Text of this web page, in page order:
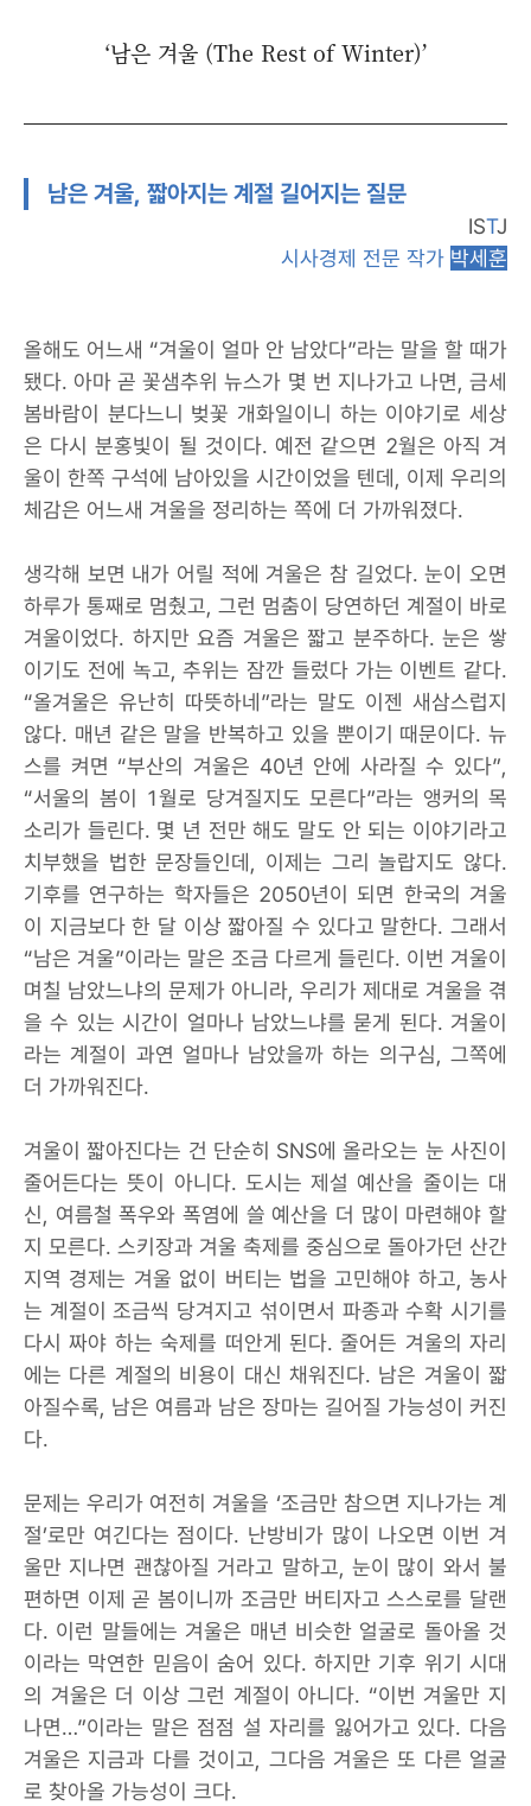
‘남은 겨울 (The Rest of Winter)’
남은 겨울, 짧아지는 계절 길어지는 질문
ISTJ
시사경제 전문 작가 박세훈
올해도 어느새 “겨울이 얼마 안 남았다”라는 말을 할 때가
됐다. 아마 곧 꽃샘추위 뉴스가 몇 번 지나가고 나면, 금세
봄바람이 분다느니 벚꽃 개화일이니 하는 이야기로 세상
은 다시 분홍빛이 될 것이다. 예전 같으면 2월은 아직 겨
울이 한쪽 구석에 남아있을 시간이었을 텐데, 이제 우리의
체감은 어느새 겨울을 정리하는 쪽에 더 가까워졌다.
생각해 보면 내가 어릴 적에 겨울은 참 길었다. 눈이 오면
하루가 통째로 멈췄고, 그런 멈춤이 당연하던 계절이 바로
겨울이었다. 하지만 요즘 겨울은 짧고 분주하다. 눈은 쌓
이기도 전에 녹고, 추위는 잠깐 들렀다 가는 이벤트 같다.
“올겨울은 유난히 따뜻하네”라는 말도 이젠 새삼스럽지
않다. 매년 같은 말을 반복하고 있을 뿐이기 때문이다. 뉴
스를 켜면 “부산의 겨울은 40년 안에 사라질 수 있다”,
“서울의 봄이 1월로 당겨질지도 모른다”라는 앵커의 목
소리가 들린다. 몇 년 전만 해도 말도 안 되는 이야기라고
치부했을 법한 문장들인데, 이제는 그리 놀랍지도 않다.
기후를 연구하는 학자들은 2050년이 되면 한국의 겨울
이 지금보다 한 달 이상 짧아질 수 있다고 말한다. 그래서
“남은 겨울”이라는 말은 조금 다르게 들린다. 이번 겨울이
며칠 남았느냐의 문제가 아니라, 우리가 제대로 겨울을 겪
을 수 있는 시간이 얼마나 남았느냐를 묻게 된다. 겨울이
라는 계절이 과연 얼마나 남았을까 하는 의구심, 그쪽에
더 가까워진다.
겨울이 짧아진다는 건 단순히 SNS에 올라오는 눈 사진이
줄어든다는 뜻이 아니다. 도시는 제설 예산을 줄이는 대
신, 여름철 폭우와 폭염에 쓸 예산을 더 많이 마련해야 할
지 모른다. 스키장과 겨울 축제를 중심으로 돌아가던 산간
지역 경제는 겨울 없이 버티는 법을 고민해야 하고, 농사
는 계절이 조금씩 당겨지고 섞이면서 파종과 수확 시기를
다시 짜야 하는 숙제를 떠안게 된다. 줄어든 겨울의 자리
에는 다른 계절의 비용이 대신 채워진다. 남은 겨울이 짧
아질수록, 남은 여름과 남은 장마는 길어질 가능성이 커진
다.
문제는 우리가 여전히 겨울을 ‘조금만 참으면 지나가는 계
절’로만 여긴다는 점이다. 난방비가 많이 나오면 이번 겨
울만 지나면 괜찮아질 거라고 말하고, 눈이 많이 와서 불
편하면 이제 곧 봄이니까 조금만 버티자고 스스로를 달랜
다. 이런 말들에는 겨울은 매년 비슷한 얼굴로 돌아올 것
이라는 막연한 믿음이 숨어 있다. 하지만 기후 위기 시대
의 겨울은 더 이상 그런 계절이 아니다. “이번 겨울만 지
나면…”이라는 말은 점점 설 자리를 잃어가고 있다. 다음
겨울은 지금과 다를 것이고, 그다음 겨울은 또 다른 얼굴
로 찾아올 가능성이 크다.